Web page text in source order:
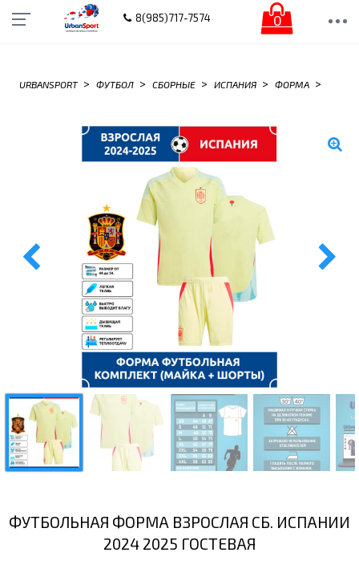
8(985)717-7574 0
URBANSPORT > ФУТБОЛ > СБОРНЫЕ > ИСПАНИЯ > ФОРМА >
ФУТБОЛЬНАЯ ФОРМА ВЗРОСЛАЯ СБ. ИСПАНИИ
2024 2025 ГОСТЕВАЯ